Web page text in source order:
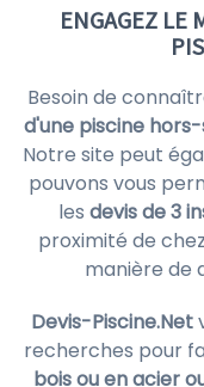
ENGAGEZ LE
Besoin de
d'une piscine
Notre site peut
pouvons vous
les devis de 3
proximité de
manière de
Devis-Piscine.Net
recherches pour
bois ou en acier